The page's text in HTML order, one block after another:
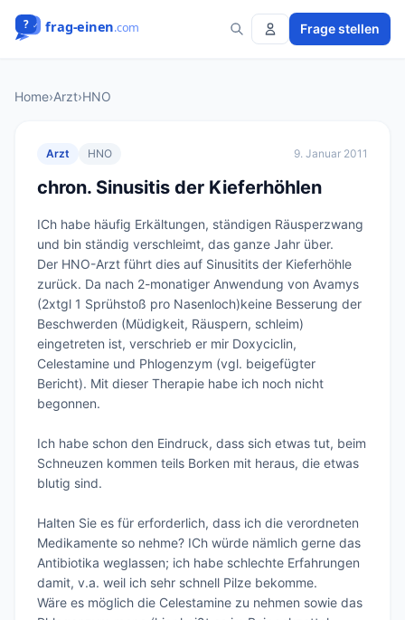
Frage stellen
Home›Arzt›HNO
Arzt HNO 9. Januar 2011
chron. Sinusitis der Kieferhöhlen
ICh habe häufig Erkältungen, ständigen Räusperzwang
und bin ständig verschleimt, das ganze Jahr über.
Der HNO-Arzt führt dies auf Sinusitits der Kieferhöhle
zurück. Da nach 2-monatiger Anwendung von Avamys
(2xtgl 1 Sprühstoß pro Nasenloch)keine Besserung der
Beschwerden (Müdigkeit, Räuspern, schleim)
eingetreten ist, verschrieb er mir Doxyciclin,
Celestamine und Phlogenzym (vgl. beigefügter
Bericht). Mit dieser Therapie habe ich noch nicht
begonnen.
Ich habe schon den Eindruck, dass sich etwas tut, beim
Schneuzen kommen teils Borken mit heraus, die etwas
blutig sind.
Halten Sie es für erforderlich, dass ich die verordneten
Medikamente so nehme? ICh würde nämlich gerne das
Antibiotika weglassen; ich habe schlechte Erfahrungen
damit, v.a. weil ich sehr schnell Pilze bekomme.
Wäre es möglich die Celestamine zu nehmen sowie das